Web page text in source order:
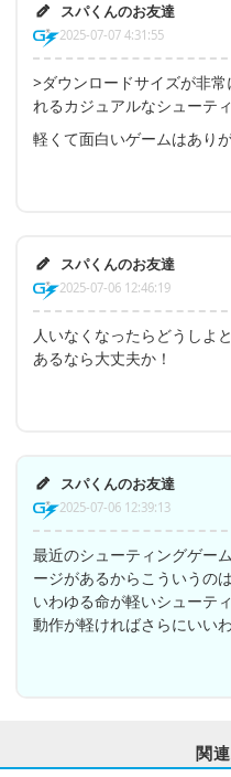
スパくんのお友達
2025-07-07 4:31:55
>ダウンロードサイズが非
れるカジュアルなシューテ
軽くて面白いゲームはありが
スパくんのお友達
2025-07-06 12:46:19
人いなくなったらどうしよ
あるなら大丈夫か！
スパくんのお友達
2025-07-06 12:39:13
最近のシューティングゲー
ージがあるからこういうの
いわゆる命が軽いシューテ
動作が軽ければさらにいいわ
関